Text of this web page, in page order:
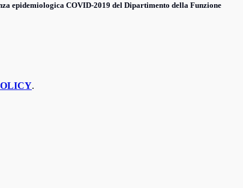
epidemiologica COVID-2019 del Dipartimento della Funzione
.